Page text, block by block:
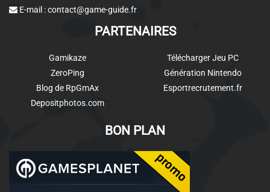
E-mail :contact@game-guide.fr
PARTENAIRES
Gamikaze
ZeroPing
Blog de RpGmAx
Depositphotos.com
Télécharger Jeu PC
Génération Nintendo
Esportrecrutement.fr
BON PLAN